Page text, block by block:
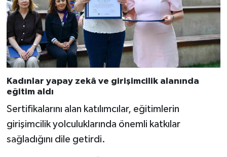
Kadınlar yapay zekâ ve girişimcilik alanında
eğitim aldı
Sertifikalarını alan katılımcılar, eğitimlerin
girişimcilik yolculuklarında önemli katkılar
sağladığını dile getirdi.